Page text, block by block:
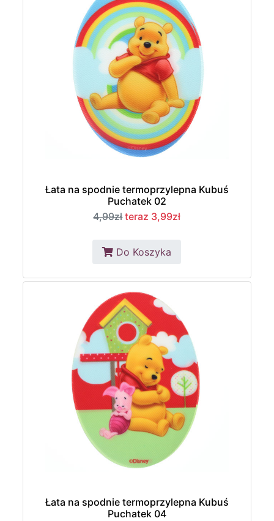
Łata na spodnie termoprzylepna Kubuś
Puchatek 02
4,99zł teraz 3,99zł
Do Koszyka
Łata na spodnie termoprzylepna Kubuś
Puchatek 04